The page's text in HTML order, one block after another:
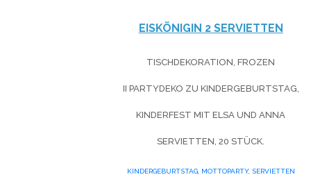
EISKÖNIGIN 2 SERVIETTEN
TISCHDEKORATION, FROZEN
II PARTYDEKO ZU KINDERGEBURTSTAG,
KINDERFEST MIT ELSA UND ANNA
SERVIETTEN, 20 STÜCK.
KINDERGEBURTSTAG, MOTTOPARTY, SERVIETTEN